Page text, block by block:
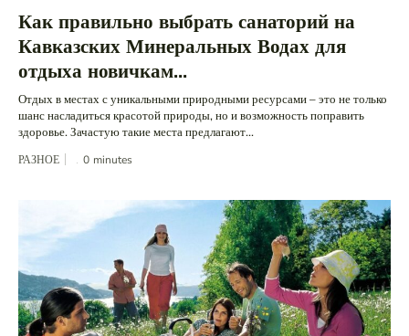
Как правильно выбрать санаторий на
Кавказских Минеральных Водах для
отдыха новичкам...
Отдых в местах с уникальными природными ресурсами – это не только
шанс насладиться красотой природы, но и возможность поправить
здоровье. Зачастую такие места предлагают...
РАЗНОЕ 0 minutes